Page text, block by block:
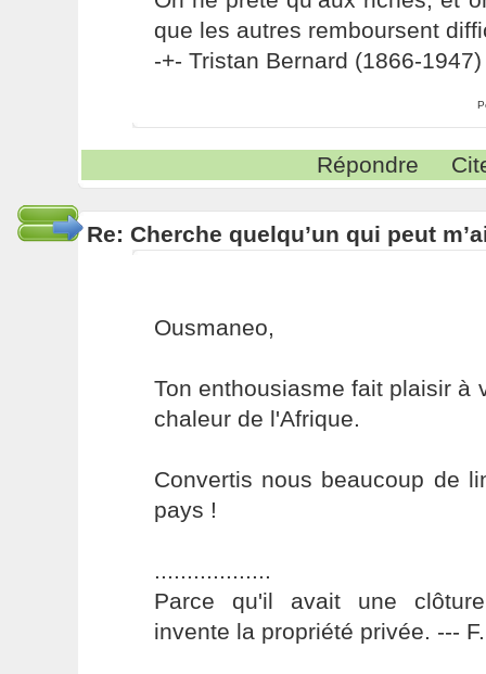
que les autres remboursent
-+- Tristan Bernard (1866-1947)
Répondre
Re: Cherche quelqu’un qui peut
Ousmaneo,
Ton enthousiasme fait plaisir à
chaleur de l'Afrique.
Convertis nous beaucoup de
pays !
..................
Parce qu'il avait une
invente la propriété privée. ---